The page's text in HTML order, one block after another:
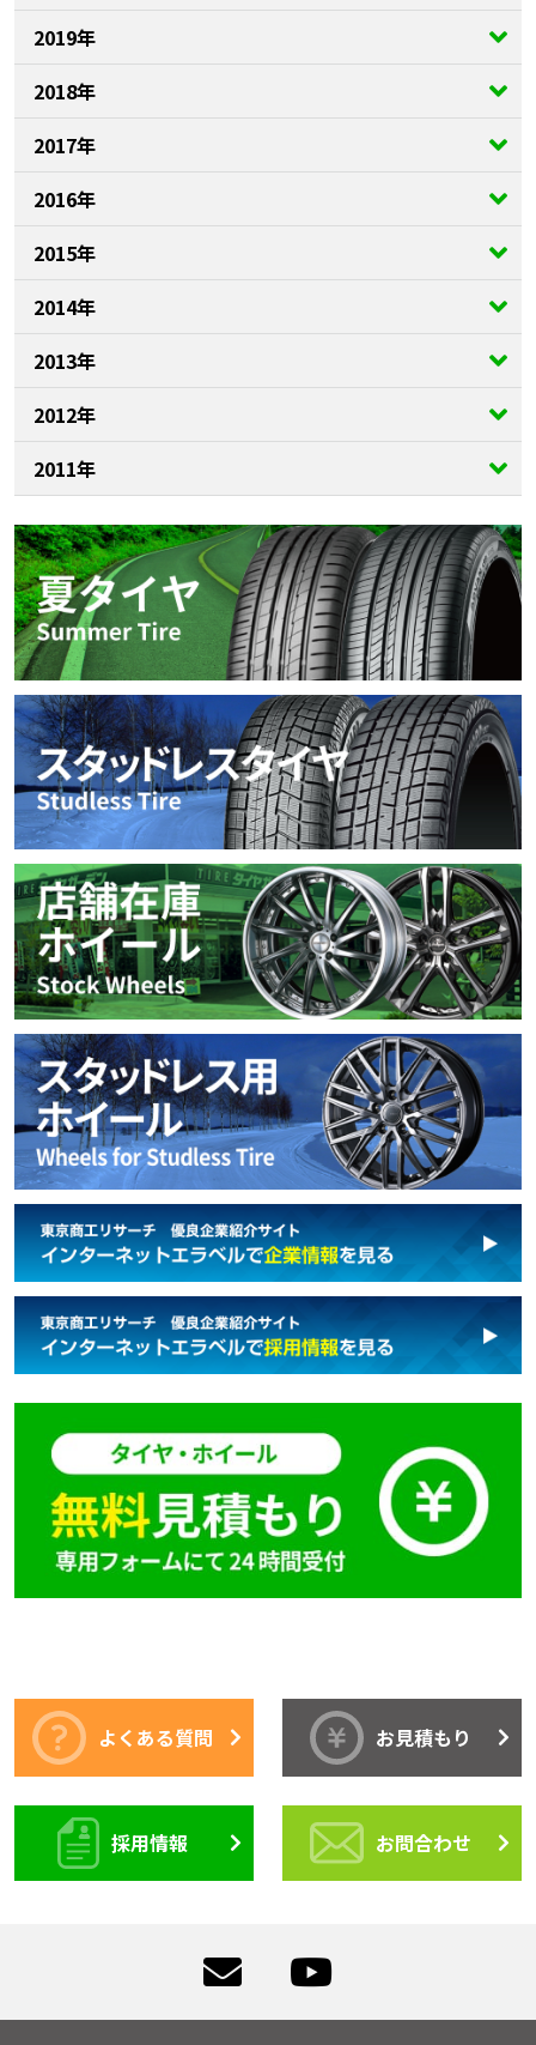
2019年
2018年
2017年
2016年
2015年
2014年
2013年
2012年
2011年
よくある質問 お見積もり
採用情報 お問合わせ